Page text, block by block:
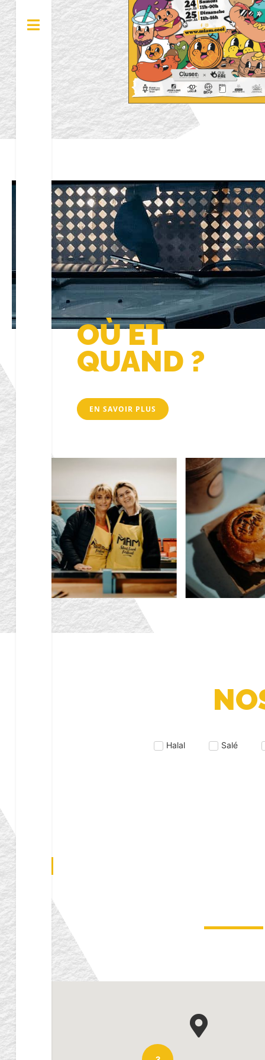
OÙ ET
QUAND ?
EN SAVOIR PLUS
Halal Salé